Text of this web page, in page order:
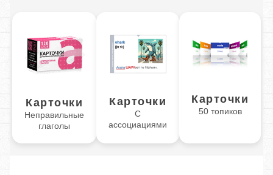
Карточки
Неправильные
глаголы
Карточки
С
ассоциациями
Карточки
50 топиков